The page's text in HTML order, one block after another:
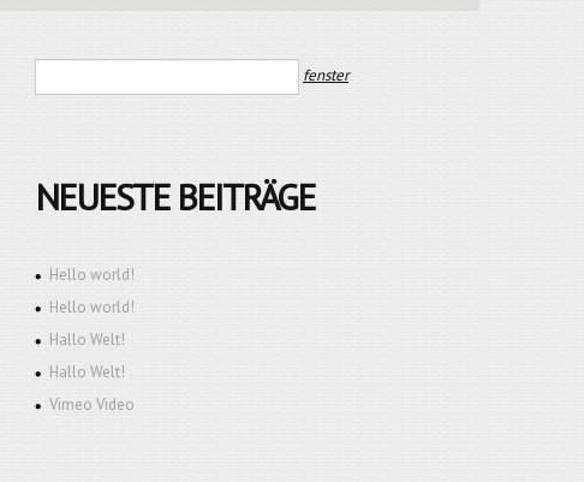
NEUESTE BEITRÄGE
Hello world!
Hello world!
Hallo Welt!
Hallo Welt!
Vimeo Video